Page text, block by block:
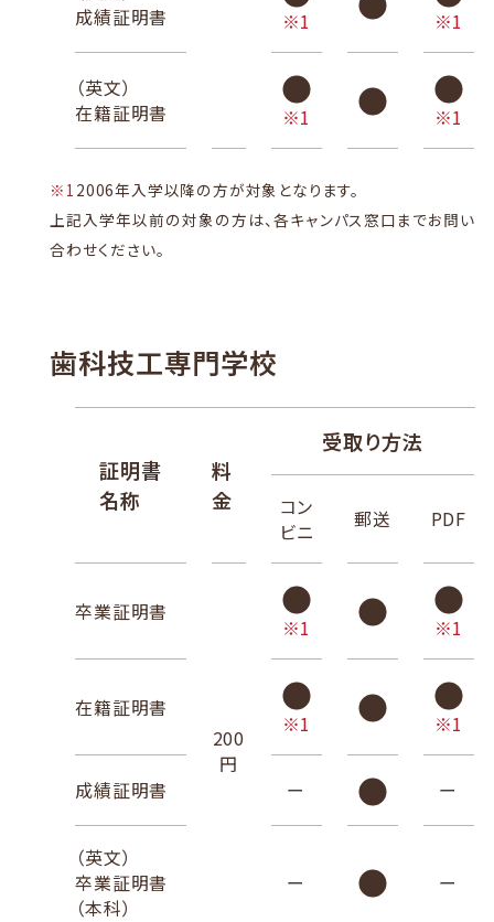
成績証明書
※1 ※1
（英文）
在籍証明書
※1 ※1
※1 2006年入学以降の方が対象となります。
上記入学年以前の対象の方は、各キャンパス窓口までお問い
合わせください。
歯科技工専門学校
証明書
名称
料
金
受取り方法
コン
ビニ
郵送 PDF
卒業証明書
200
円
※1 ※1
在籍証明書
※1 ※1
成績証明書 ー ー
（英文）
卒業証明書
（本科）
ー ー